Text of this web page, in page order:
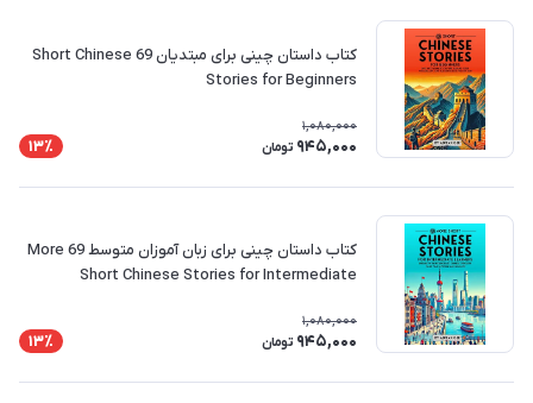
کتاب داستان چینی برای مبتدیان 69 Short Chinese
Stories for Beginners
1,080,000
945,000 تومان 13٪
کتاب داستان چینی برای زبان آموزان متوسط 69 More
Short Chinese Stories for Intermediate
1,080,000
945,000 تومان 13٪